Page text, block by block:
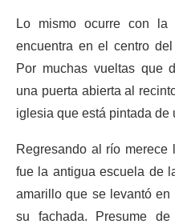
Lo mismo ocurre con
encuentra en el centro
Por muchas vueltas que
una puerta abierta al
iglesia que está pintada de
Regresando al río
fue la antigua escuela de
amarillo que se levantó
su fachada. Presume